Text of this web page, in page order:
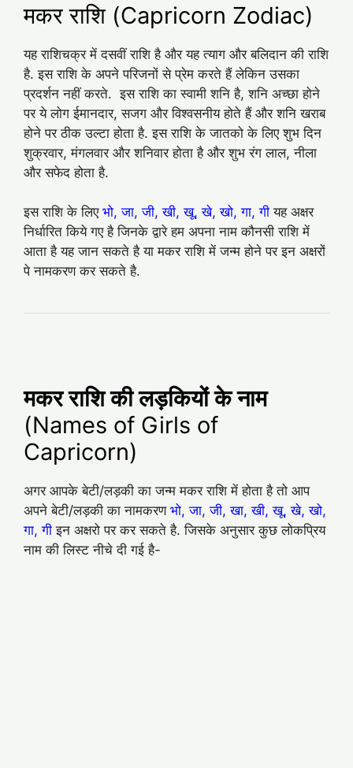
मकर राशि (Capricorn Zodiac)
यह राशिचक्र में दसवीं राशि है और यह त्‍याग और बलिदान की राशि
है. इस राशि के अपने परिजनों से प्रेम करते हैं लेकिन उसका
प्रदर्शन नहीं करते. इस राशि का स्वामी शनि है, शनि अच्‍छा होने
पर ये लोग ईमानदार, सजग और विश्‍वसनीय होते हैं और शनि खराब
होने पर ठीक उल्‍टा होता है. इस राशि के जातको के लिए शुभ दिन
शुक्रवार, मंगलवार और शनिवार होता है और शुभ रंग लाल, नीला
और सफेद होता है.
इस राशि के लिए भो, जा, जी, खी, खू, खे, खो, गा, गी यह अक्षर
निर्धारित किये गए है जिनके द्वारे हम अपना नाम कौनसी राशि में
आता है यह जान सकते है या मकर राशि में जन्म होने पर इन अक्षरों
पे नामकरण कर सकते है.
मकर राशि की लड़कियों के नाम
(Names of Girls of
Capricorn)
अगर आपके बेटी/लड़की का जन्म मकर राशि में होता है तो आप
अपने बेटी/लड़की का नामकरण भो, जा, जी, खा, खी, खू, खे, खो,
गा, गी इन अक्षरो पर कर सकते है. जिसके अनुसार कुछ लोकप्रिय
नाम की लिस्ट नीचे दी गई है-